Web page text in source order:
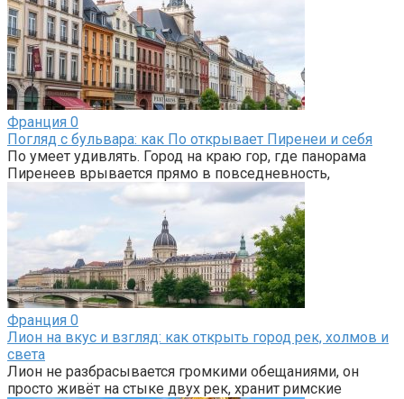
Франция 0
Погляд с бульвара: как По открывает Пиренеи и себя
По умеет удивлять. Город на краю гор, где панорама
Пиренеев врывается прямо в повседневность,
Франция 0
Лион на вкус и взгляд: как открыть город рек, холмов и
света
Лион не разбрасывается громкими обещаниями, он
просто живёт на стыке двух рек, хранит римские